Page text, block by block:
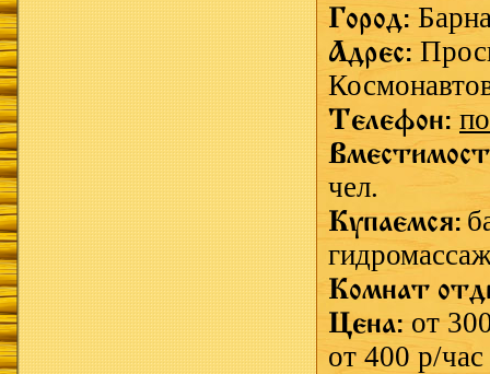
Город:
Адрес:
Телефон:
чел.
Купаемся:
Комнат
Цена: от
от 400 р/час